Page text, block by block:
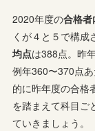
2020年度の合格
くが４と５で構成
均点は388点。昨
例年360〜370点
的に昨年度の合格
を踏まえて科目ご
ていきましょう。